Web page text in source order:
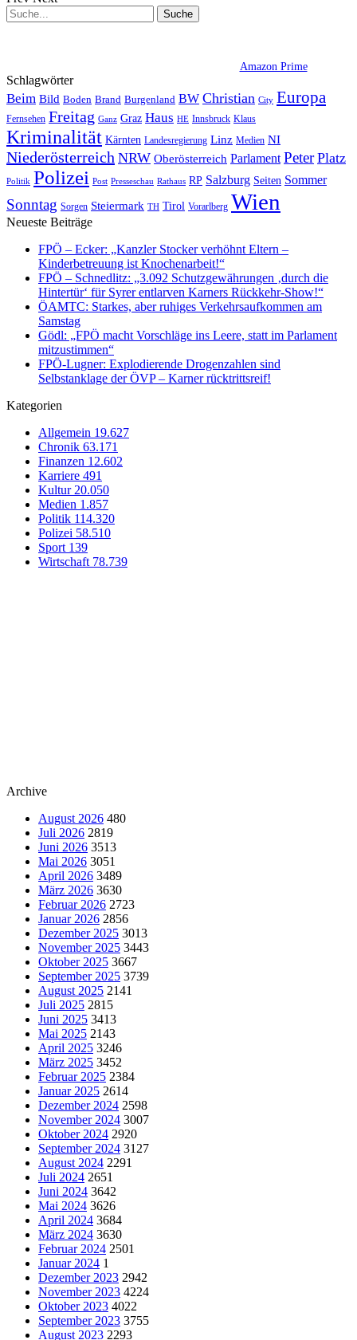
Amazon Prime
Schlagwörter
Beim Bild Boden Brand Burgenland BW Christian City Europa
Fernsehen Freitag Ganz Graz Haus HE Innsbruck Klaus
Kriminalität Kärnten Landesregierung Linz Medien NI
Niederösterreich NRW Oberösterreich Parlament Peter Platz
Politik Polizei Post Presseschau Rathaus RP Salzburg Seiten Sommer
Sonntag Sorgen Steiermark TH Tirol Vorarlberg Wien
Neueste Beiträge
FPÖ – Ecker: „Kanzler Stocker verhöhnt Eltern –
Kinderbetreuung ist Knochenarbeit!“
FPÖ – Schnedlitz: „3.092 Schutzgewährungen ‚durch die
Hintertür‘ für Syrer entlarven Karners Rückkehr-Show!“
ÖAMTC: Starkes, aber ruhiges Verkehrsaufkommen am
Samstag
Gödl: „FPÖ macht Vorschläge ins Leere, statt im Parlament
mitzustimmen“
FPÖ-Lugner: Explodierende Drogenzahlen sind
Selbstanklage der ÖVP – Karner rücktrittsreif!
Kategorien
Allgemein 19.627
Chronik 63.171
Finanzen 12.602
Karriere 491
Kultur 20.050
Medien 1.857
Politik 114.320
Polizei 58.510
Sport 139
Wirtschaft 78.739
Archive
August 2026 480
Juli 2026 2819
Juni 2026 3513
Mai 2026 3051
April 2026 3489
März 2026 3630
Februar 2026 2723
Januar 2026 2856
Dezember 2025 3013
November 2025 3443
Oktober 2025 3667
September 2025 3739
August 2025 2141
Juli 2025 2815
Juni 2025 3413
Mai 2025 2143
April 2025 3246
März 2025 3452
Februar 2025 2384
Januar 2025 2614
Dezember 2024 2598
November 2024 3007
Oktober 2024 2920
September 2024 3127
August 2024 2291
Juli 2024 2651
Juni 2024 3642
Mai 2024 3626
April 2024 3684
März 2024 3630
Februar 2024 2501
Januar 2024 1
Dezember 2023 2942
November 2023 4224
Oktober 2023 4022
September 2023 3755
August 2023 2293